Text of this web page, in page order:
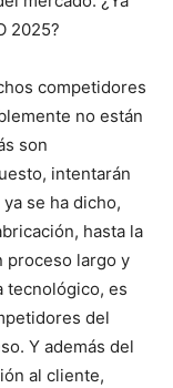
2025?
competidores
no están
son
intentarán
se ha dicho,
hasta la
proceso largo y
tecnológico, es
del
Y además del
al cliente,